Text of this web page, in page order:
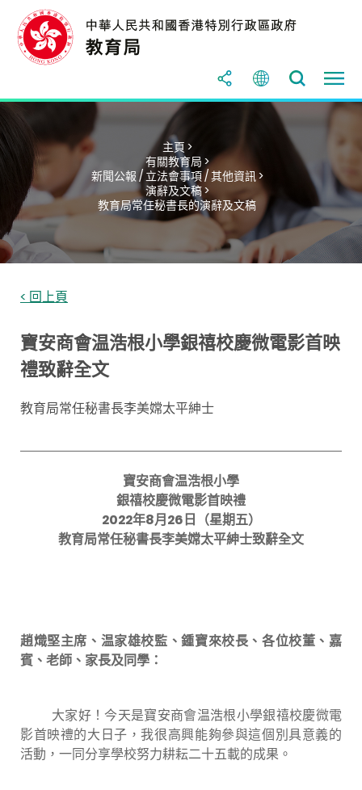
主頁 >
有關教育局 >
新聞公報 / 立法會事項 / 其他資訊 >
演辭及文稿 >
教育局常任秘書長的演辭及文稿
< 回上頁
寶安商會温浩根小學銀禧校慶微電影首映
禮致辭全文
教育局常任秘書長李美嫦太平紳士
寶安商會温浩根小學
銀禧校慶微電影首映禮
2022年8月26日（星期五）
教育局常任秘書長李美嫦太平紳士致辭全文
趙熾堅主席 、 温家雄校監、鍾寶來校長、各位校董、嘉
賓、老師、家長及同學：
大家好！今天是寶安商會温浩根小學銀禧校慶微電
影首映禮的大日子，我很高興能夠參與這個別具意義的
活動，一同分享學校努力耕耘二十五載的成果。